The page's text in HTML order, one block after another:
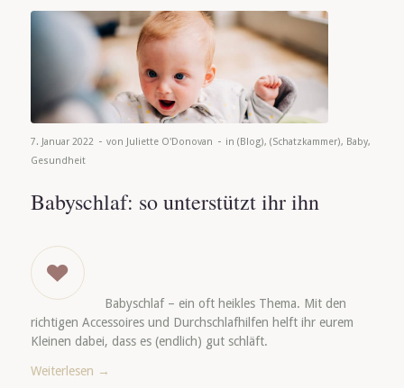
7. Januar 2022 - von Juliette O'Donovan - in (Blog), (Schatzkammer), Baby,
Gesundheit
Babyschlaf: so unterstützt ihr ihn
Babyschlaf – ein oft heikles Thema. Mit den
richtigen Accessoires und Durchschlafhilfen helft ihr eurem
Kleinen dabei, dass es (endlich) gut schläft.
Weiterlesen →